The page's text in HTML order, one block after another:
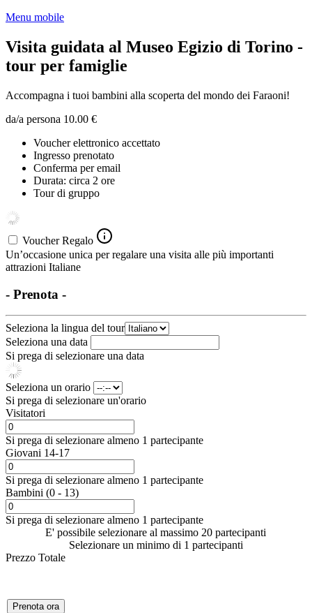
Menu mobile
Visita guidata al Museo Egizio di Torino -
tour per famiglie
Accompagna i tuoi bambini alla scoperta del mondo dei Faraoni!
da/a persona 10.00 €
Voucher elettronico accettato
Ingresso prenotato
Conferma per email
Durata: circa 2 ore
Tour di gruppo
Voucher Regalo
Un’occasione unica per regalare una visita alle più importanti
attrazioni Italiane
- Prenota -
Seleziona la lingua del tour
Seleziona una data
Si prega di selezionare una data
Seleziona un orario
Si prega di selezionare un'orario
Visitatori
Si prega di selezionare almeno 1 partecipante
Giovani 14-17
Si prega di selezionare almeno 1 partecipante
Bambini (0 - 13)
Si prega di selezionare almeno 1 partecipante
E' possibile selezionare al massimo 20 partecipanti
Selezionare un minimo di 1 partecipanti
Prezzo Totale
Prenota ora